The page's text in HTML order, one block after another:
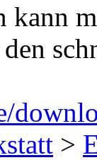
kann
>